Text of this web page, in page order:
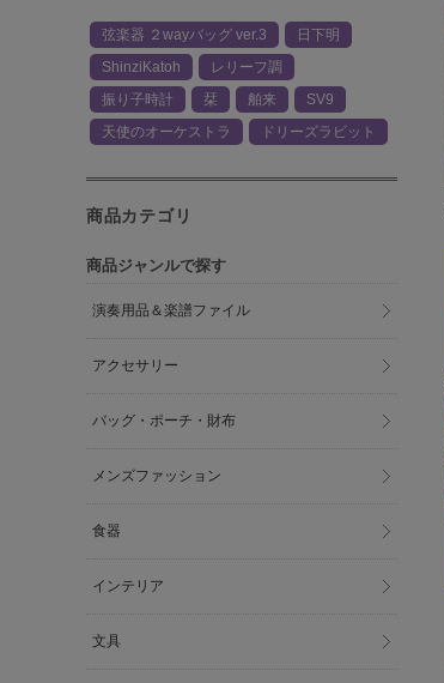
弦楽器 ２wayバッグ ver.3
日下明
ShinziKatoh
レリーフ調
振り子時計
栞 舶来
SV9
天使のオーケストラ
ドリーズラビット
商品カテゴリ
商品ジャンルで探す
演奏用品＆楽譜ファイル
アクセサリー
バッグ・ポーチ・財布
メンズファッション
食器
インテリア
文具